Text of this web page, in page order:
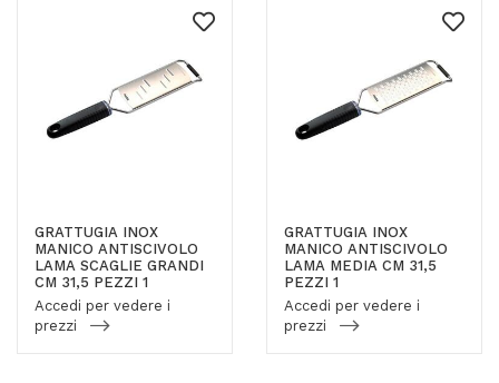
GRATTUGIA INOX
MANICO ANTISCIVOLO
LAMA SCAGLIE GRANDI
CM 31,5 PEZZI 1
Accedi per vedere i
prezzi
GRATTUGIA INOX
MANICO ANTISCIVOLO
LAMA MEDIA CM 31,5
PEZZI 1
Accedi per vedere i
prezzi